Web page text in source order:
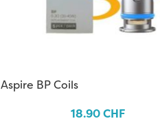
Aspire BP Coils
18.90CHF